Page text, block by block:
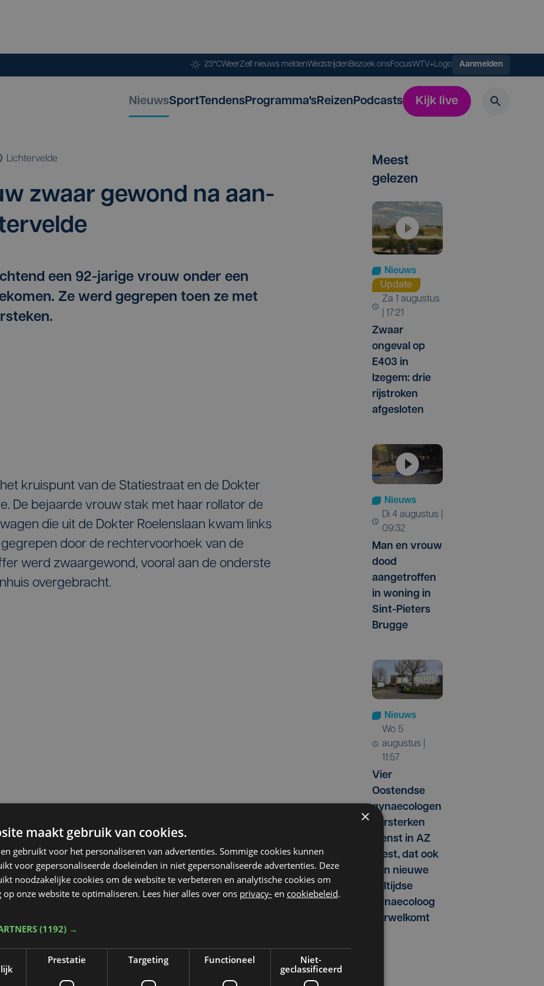
23°CWeerZelf nieuws meldenWedstrijdenBezoek onsFocusWTV+Logo Aanmelden
NieuwsSportTendensProgramma'sReizenPodcasts Kijk live
Lichtervelde
zwaar gewond na aan­
een 92-jarige vrouw onder een
Ze werd gegrepen toen ze met
kruispunt van de Statiestraat en de Dokter
De bejaarde vrouw stak met haar rollator de
die uit de Dokter Roelenslaan kwam links
door de rechtervoorhoek van de
werd zwaargewond, vooral aan de onderste
overgebracht.
Meest
gelezen
Nieuws
Update
za 1 augustus
| 17:21
Zwaar
ongeval op
E403 in
Izegem: drie
rijstroken
afgesloten
Nieuws
di 4 augustus |
09:32
Man en vrouw
dood
aangetroffen
in woning in
Sint-Pieters
Brugge
Nieuws
wo 5
augustus |
11:57
Vier
Oostendse
gynaecologen
versterken
dienst in AZ
West, dat ook
een nieuwe
voltijdse
gynaecoloog
verwelkomt
×
maakt gebruik van cookies.
gebruikt voor het personaliseren van advertenties. Sommige cookies kunnen
voor gepersonaliseerde doeleinden in niet gepersonaliseerde advertenties. Deze
noodzakelijke cookies om de website te verbeteren en analytische cookies om
onze website te optimaliseren. Lees hier alles over ons privacy- en cookiebeleid.
(1192) →
Prestatie Targeting Functioneel
Niet-
geclassificeerd